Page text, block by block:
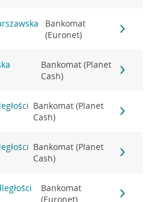
Bankomat
(Euronet)
Bankomat (Planet
Cash)
Bankomat (Planet
Cash)
Bankomat (Planet
Cash)
Bankomat
(Euronet)